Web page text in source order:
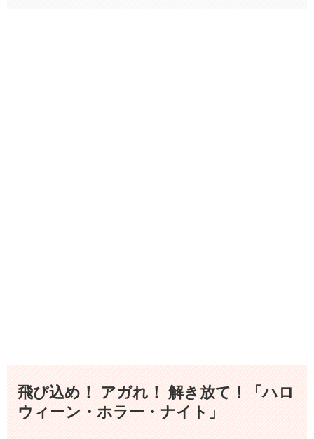
飛び込め！ アガれ！ 解き放て！「ハロ
ウィーン・ホラー・ナイト」